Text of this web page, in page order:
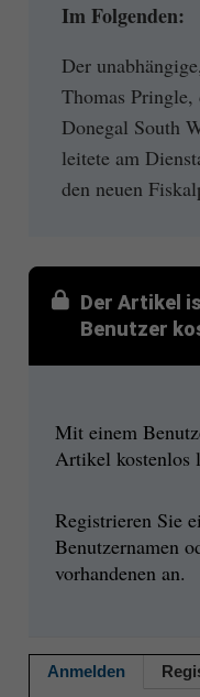
Im Folgenden:
Der
Thomas
Donegal South
leitete am
den neuen
Der Artikel
Benutzer
Mit einem
Artikel kostenlos
Registrieren Sie
Benutzernamen
vorhandenen an.
Anmelden